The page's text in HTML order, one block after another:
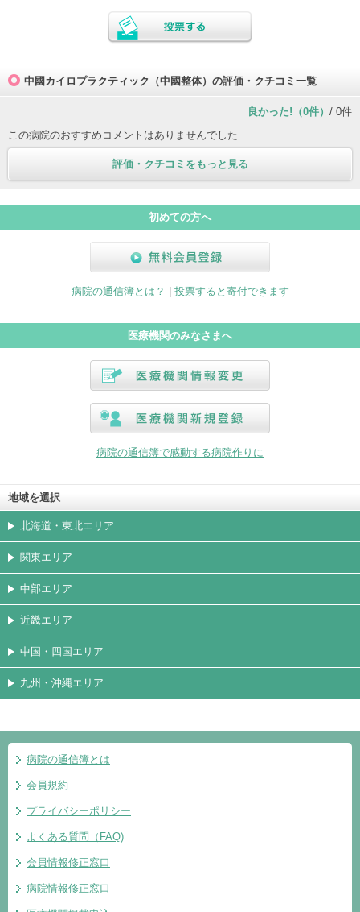
中國カイロプラクティック（中國整体）の評価・クチコミ一覧
良かった!（0件） / 0件
この病院のおすすめコメントはありませんでした
評価・クチコミをもっと見る
初めての方へ
病院の通信簿とは？
投票すると寄付できます
医療機関のみなさまへ
病院の通信簿で感動する病院作りに
地域を選択
北海道・東北エリア
関東エリア
中部エリア
近畿エリア
中国・四国エリア
九州・沖縄エリア
病院の通信簿とは
会員規約
プライバシーポリシー
よくある質問（FAQ)
会員情報修正窓口
病院情報修正窓口